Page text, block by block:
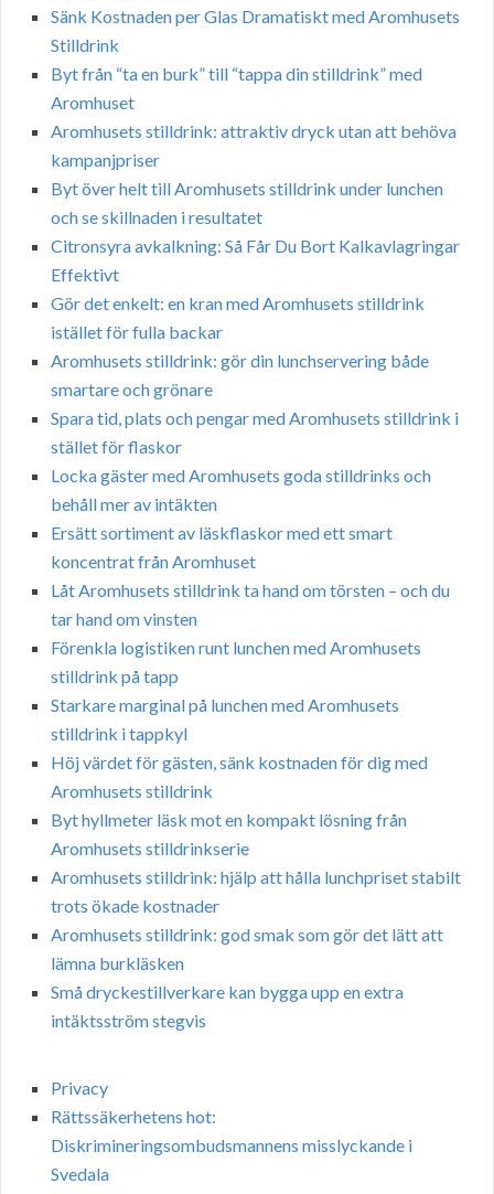
Sänk Kostnaden per Glas Dramatiskt med Aromhusets
Stilldrink
Byt från “ta en burk” till “tappa din stilldrink” med
Aromhuset
Aromhusets stilldrink: attraktiv dryck utan att behöva
kampanjpriser
Byt över helt till Aromhusets stilldrink under lunchen
och se skillnaden i resultatet
Citronsyra avkalkning: Så Får Du Bort Kalkavlagringar
Effektivt
Gör det enkelt: en kran med Aromhusets stilldrink
istället för fulla backar
Aromhusets stilldrink: gör din lunchservering både
smartare och grönare
Spara tid, plats och pengar med Aromhusets stilldrink i
stället för flaskor
Locka gäster med Aromhusets goda stilldrinks och
behåll mer av intäkten
Ersätt sortiment av läskflaskor med ett smart
koncentrat från Aromhuset
Låt Aromhusets stilldrink ta hand om törsten – och du
tar hand om vinsten
Förenkla logistiken runt lunchen med Aromhusets
stilldrink på tapp
Starkare marginal på lunchen med Aromhusets
stilldrink i tappkyl
Höj värdet för gästen, sänk kostnaden för dig med
Aromhusets stilldrink
Byt hyllmeter läsk mot en kompakt lösning från
Aromhusets stilldrinkserie
Aromhusets stilldrink: hjälp att hålla lunchpriset stabilt
trots ökade kostnader
Aromhusets stilldrink: god smak som gör det lätt att
lämna burkläsken
Små dryckestillverkare kan bygga upp en extra
intäktsström stegvis
Privacy
Rättssäkerhetens hot:
Diskrimineringsombudsmannens misslyckande i
Svedala